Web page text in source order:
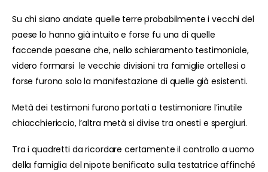
Su chi siano andate quelle terre probabilmente i vecchi del
paese lo hanno già intuito e forse fu una di quelle
faccende paesane che, nello schieramento testimoniale,
videro formarsi le vecchie divisioni tra famiglie ortellesi o
forse furono solo la manifestazione di quelle già esistenti.
Metà dei testimoni furono portati a testimoniare l’inutile
chiacchiericcio, l’altra metà si divise tra onesti e spergiuri.
Tra i quadretti da ricordare certamente il controllo a uomo
della famiglia del nipote benificato sulla testatrice affinché